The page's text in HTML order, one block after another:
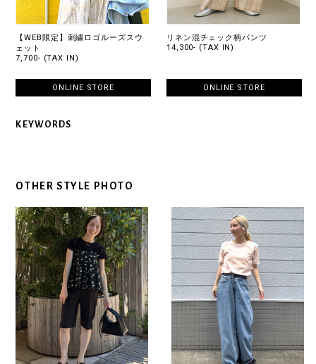
【WEB限定】刺繍ロゴルーズスウ
ェット
7,700- (TAX IN)
ONLINE STORE
リネン混チェック柄パンツ
14,300- (TAX IN)
ONLINE STORE
KEYWORDS
OTHER STYLE PHOTO